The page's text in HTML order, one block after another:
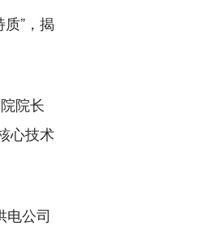
”，揭
院长
心技术
电公司